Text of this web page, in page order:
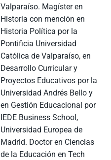
Valparaíso. Magíster en
Historia con mención en
Historia Política por la
Pontificia Universidad
Católica de Valparaíso, en
Desarrollo Curricular y
Proyectos Educativos por la
Universidad Andrés Bello y
en Gestión Educacional por
IEDE Business School,
Universidad Europea de
Madrid. Doctor en Ciencias
de la Educación en Tech